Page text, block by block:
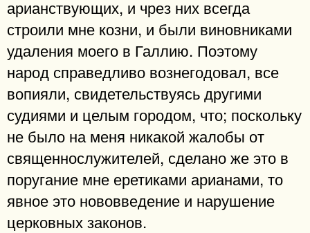
арианствующих, и чрез них всегда
строили мне козни, и были виновниками
удаления моего в Галлию. Поэтому
народ справедливо вознегодовал, все
вопияли, свидетельствуясь другими
судиями и целым городом, что; поскольку
не было на меня никакой жалобы от
священнослужителей, сделано же это в
поругание мне еретиками арианами, то
явное это нововведение и нарушение
церковных законов.